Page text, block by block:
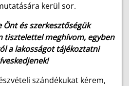
kerül sor.
Önt és szerkesztőségük
tisztelettel meghívom, egyben
a lakosságot tájékoztatni
szándékukat kérem,